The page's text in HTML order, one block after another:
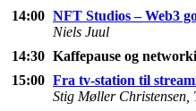
14:00 NFT Studios – Web3
Niels Juul
14:30 Kaffepause og
15:00 Fra tv-station til
Stig Møller Christensen,